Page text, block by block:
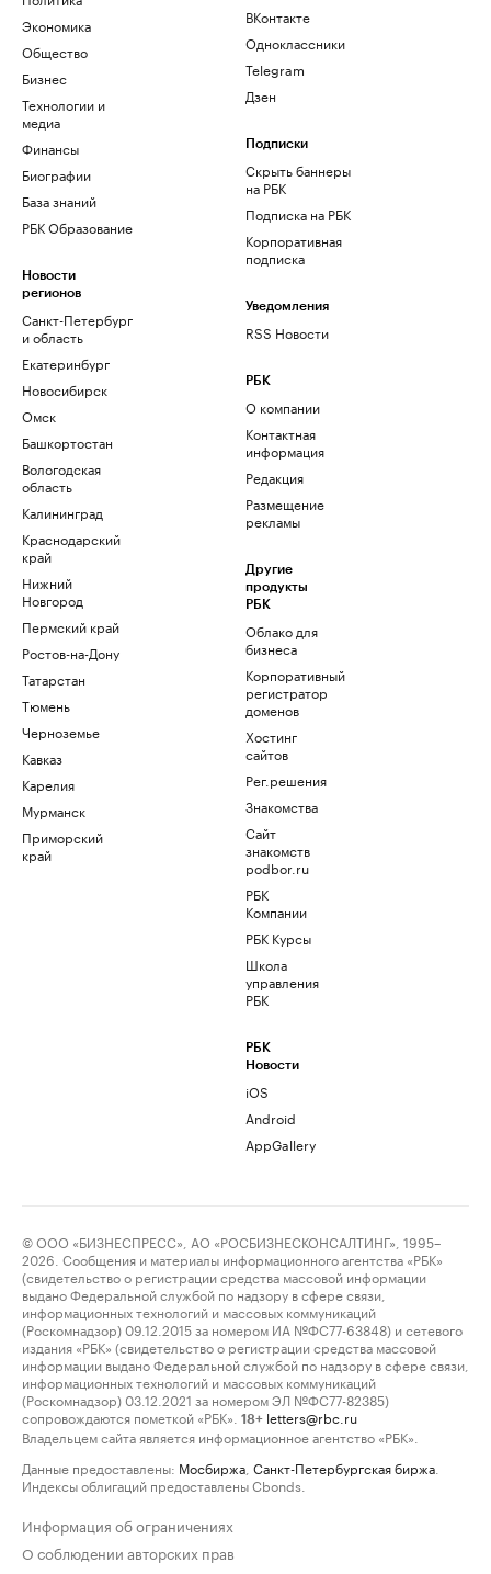
Экономика
Общество
Бизнес
Технологии и
медиа
Финансы
Биографии
База знаний
РБК Образование
Новости
регионов
Санкт-Петербург
и область
Екатеринбург
Новосибирск
Омск
Башкортостан
Вологодская
область
Калининград
Краснодарский
край
Нижний
Новгород
Пермский край
Ростов-на-Дону
Татарстан
Тюмень
Черноземье
Кавказ
Карелия
Мурманск
Приморский
край
ВКонтакте
Одноклассники
Telegram
Дзен
Подписки
Скрыть баннеры
на РБК
Подписка на РБК
Корпоративная
подписка
Уведомления
RSS Новости
РБК
О компании
Контактная
информация
Редакция
Размещение
рекламы
Другие
продукты
РБК
Облако для
бизнеса
Корпоративный
регистратор
доменов
Хостинг
сайтов
Рег.решения
Знакомства
Сайт
знакомств
podbor.ru
РБК
Компании
РБК Курсы
Школа
управления
РБК
РБК
Новости
iOS
Android
AppGallery
© ООО «БИЗНЕСПРЕСС», АО «РОСБИЗНЕСКОНСАЛТИНГ», 1995–
2026. Сообщения и материалы информационного агентства «РБК»
(свидетельство о регистрации средства массовой информации
выдано Федеральной службой по надзору в сфере связи,
информационных технологий и массовых коммуникаций
(Роскомнадзор) 09.12.2015 за номером ИА №ФС77-63848) и сетевого
издания «РБК» (свидетельство о регистрации средства массовой
информации выдано Федеральной службой по надзору в сфере связи,
информационных технологий и массовых коммуникаций
(Роскомнадзор) 03.12.2021 за номером ЭЛ №ФС77-82385)
сопровождаются пометкой «РБК».
18+ letters@rbc.ru
Владельцем сайта является информационное агентство «РБК».
Данные предоставлены: Мосбиржа Санкт-Петербургская биржа
Индексы облигаций предоставлены Cbonds.
Информация об ограничениях
О соблюдении авторских прав